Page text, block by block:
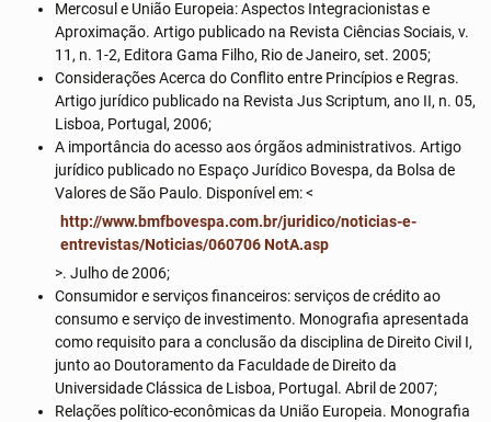
Mercosul e União Europeia: Aspectos Integracionistas e
Aproximação. Artigo publicado na Revista Ciências Sociais, v.
11, n. 1-2, Editora Gama Filho, Rio de Janeiro, set. 2005;
Considerações Acerca do Conflito entre Princípios e Regras.
Artigo jurídico publicado na Revista Jus Scriptum, ano II, n. 05,
Lisboa, Portugal, 2006;
A importância do acesso aos órgãos administrativos. Artigo
jurídico publicado no Espaço Jurídico Bovespa, da Bolsa de
Valores de São Paulo. Disponível em: <
http://www.bmfbovespa.com.br/juridico/noticias-e-
entrevistas/Noticias/060706 NotA.asp
>. Julho de 2006;
Consumidor e serviços financeiros: serviços de crédito ao
consumo e serviço de investimento. Monografia apresentada
como requisito para a conclusão da disciplina de Direito Civil I,
junto ao Doutoramento da Faculdade de Direito da
Universidade Clássica de Lisboa, Portugal. Abril de 2007;
Relações político-econômicas da União Europeia. Monografia